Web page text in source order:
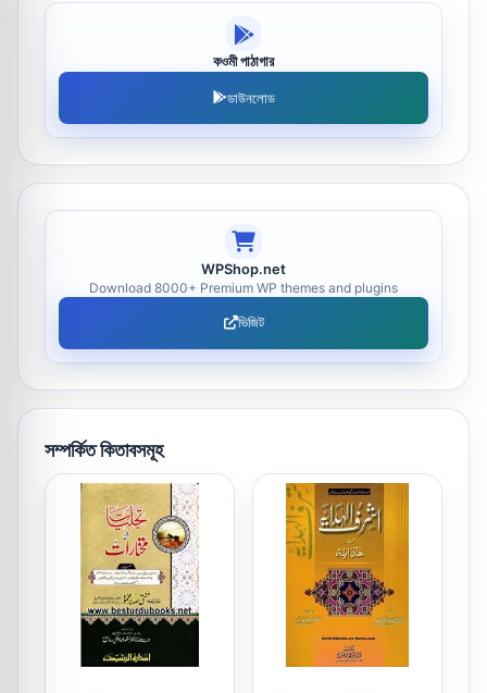
কওমী পাঠাগার
ডাউনলোড
WPShop.net
Download 8000+ Premium WP themes and plugins
ভিজিট
সম্পর্কিত কিতাবসমূহ